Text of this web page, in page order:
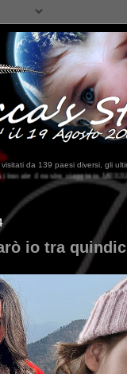
visitati da 139 paesi diversi, gli
2023...clikka qui !!!
io tra